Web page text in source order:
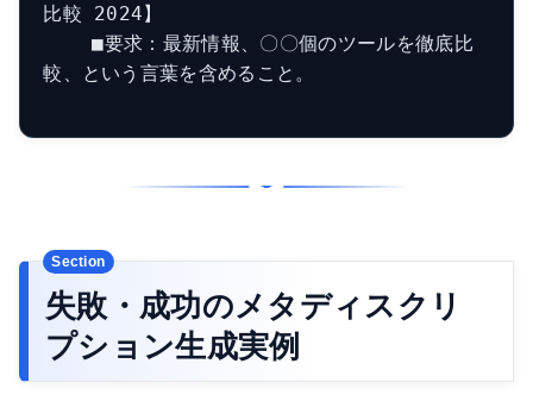
比較 2024】
    ■要求：最新情報、〇〇個のツールを徹底比
較、という言葉を含めること。
失敗・成功のメタディスクリ
プション生成実例